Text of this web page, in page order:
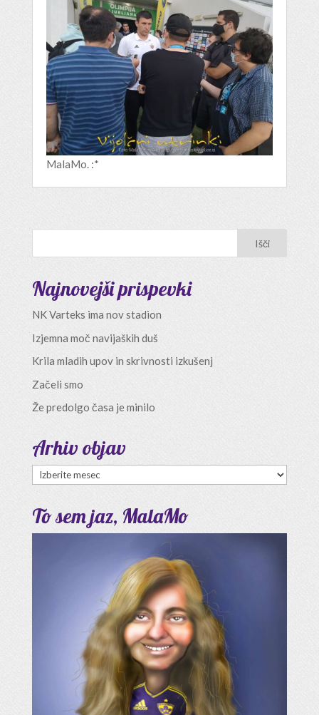
MalaMo. :*
Najnovejši prispevki
NK Varteks ima nov stadion
Izjemna moč navijaških duš
Krila mladih upov in skrivnosti izkušenj
Začeli smo
Že predolgo časa je minilo
Arhiv objav
Arhiv
To sem jaz, MalaMo